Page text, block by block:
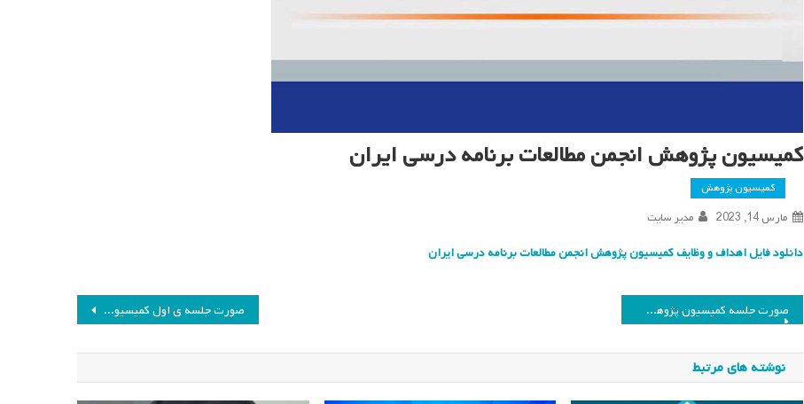
کمیسیون پژوهش انجمن مطالعات برنامه درسی ایران
کمیسیون پژوهش
مارس 14, 2023 مدیر سایت
دانلود فایل اهداف و وظایف کمیسیون پژوهش انجمن مطالعات برنامه درسی ایران
راهبری
نوشته
صورت جلسه ی اول کمیسیون پژوهش صورت جلسه کمیسیون پژوهش انجمن مطالعات برنامه درسی ایران
نوشته های مرتبط